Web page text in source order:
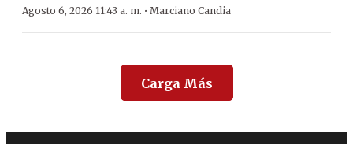
Agosto 6, 2026 11:43 a. m. · Marciano Candia
Carga Más